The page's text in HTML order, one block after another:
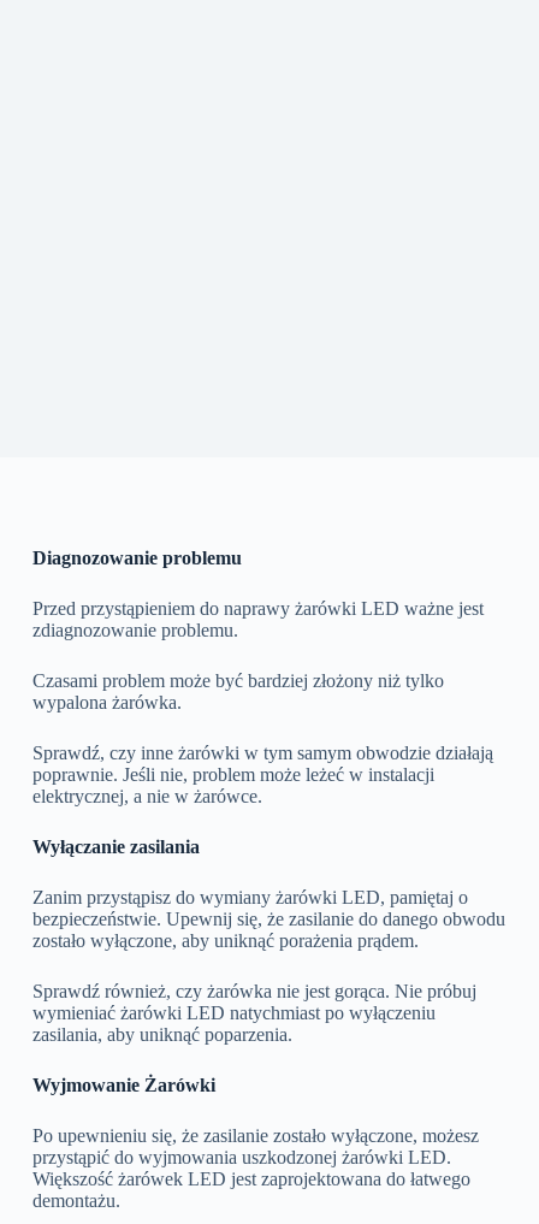
Diagnozowanie problemu
Przed przystąpieniem do naprawy żarówki LED ważne jest
zdiagnozowanie problemu.
Czasami problem może być bardziej złożony niż tylko
wypalona żarówka.
Sprawdź, czy inne żarówki w tym samym obwodzie działają
poprawnie. Jeśli nie, problem może leżeć w instalacji
elektrycznej, a nie w żarówce.
Wyłączanie zasilania
Zanim przystąpisz do wymiany żarówki LED, pamiętaj o
bezpieczeństwie. Upewnij się, że zasilanie do danego obwodu
zostało wyłączone, aby uniknąć porażenia prądem.
Sprawdź również, czy żarówka nie jest gorąca. Nie próbuj
wymieniać żarówki LED natychmiast po wyłączeniu
zasilania, aby uniknąć poparzenia.
Wyjmowanie Żarówki
Po upewnieniu się, że zasilanie zostało wyłączone, możesz
przystąpić do wyjmowania uszkodzonej żarówki LED.
Większość żarówek LED jest zaprojektowana do łatwego
demontażu.